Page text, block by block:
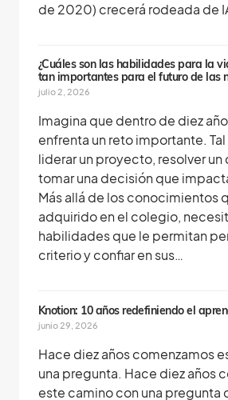
de 2020) crecerá rodeada de
¿Cuáles son las habilidades para la
tan importantes para el futuro de las
julio 2, 2026
Imagina que dentro de diez
enfrenta un reto importante.
liderar un proyecto, resolver
tomar una decisión que
Más allá de los conocimientos
adquirido en el colegio,
habilidades que le permitan
criterio y confiar en sus…
Knotion: 10 años redefiniendo el
junio 29, 2026
Hace diez años comenzamos
una pregunta. Hace diez años
este camino con una pregunta